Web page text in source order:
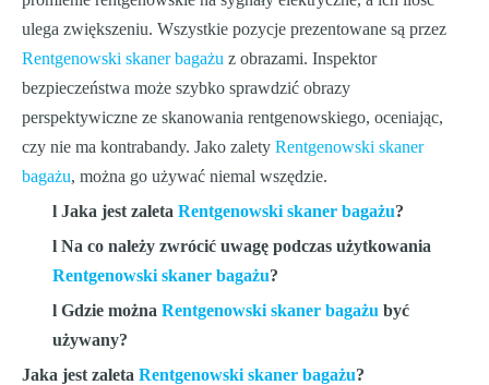
ulega zwiększeniu. Wszystkie pozycje prezentowane są przez
Rentgenowski skaner bagażu z obrazami. Inspektor
bezpieczeństwa może szybko sprawdzić obrazy
perspektywiczne ze skanowania rentgenowskiego, oceniając,
czy nie ma kontrabandy. Jako zalety Rentgenowski skaner
bagażu, można go używać niemal wszędzie.
l Jaka jest zaleta Rentgenowski skaner bagażu?
l Na co należy zwrócić uwagę podczas użytkowania
Rentgenowski skaner bagażu?
l Gdzie można Rentgenowski skaner bagażu być
używany?
Jaka jest zaleta Rentgenowski skaner bagażu?